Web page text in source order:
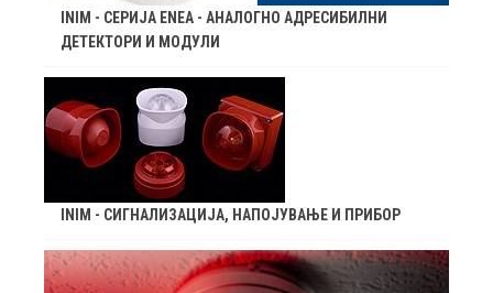
INIM - СЕРИЈА ENEA - АНАЛОГНО АДРЕСИБИЛНИ
ДЕТЕКТОРИ И МОДУЛИ
INIM - СИГНАЛИЗАЦИЈА, НАПОЈУВАЊЕ И ПРИБОР